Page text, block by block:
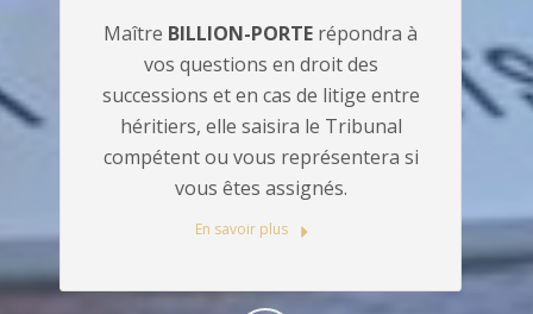
Maître BILLION-PORTE répondra à
vos questions en droit des
successions et en cas de litige entre
héritiers, elle saisira le Tribunal
compétent ou vous représentera si
vous êtes assignés.
En savoir plus